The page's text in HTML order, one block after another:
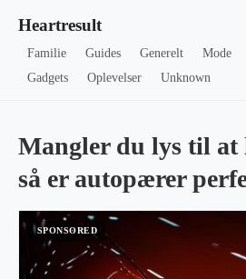
Heartresult
Familie Guides Generelt Mode
Gadgets
Oplevelser Unknown
Mangler du lys til at
så er autopærer